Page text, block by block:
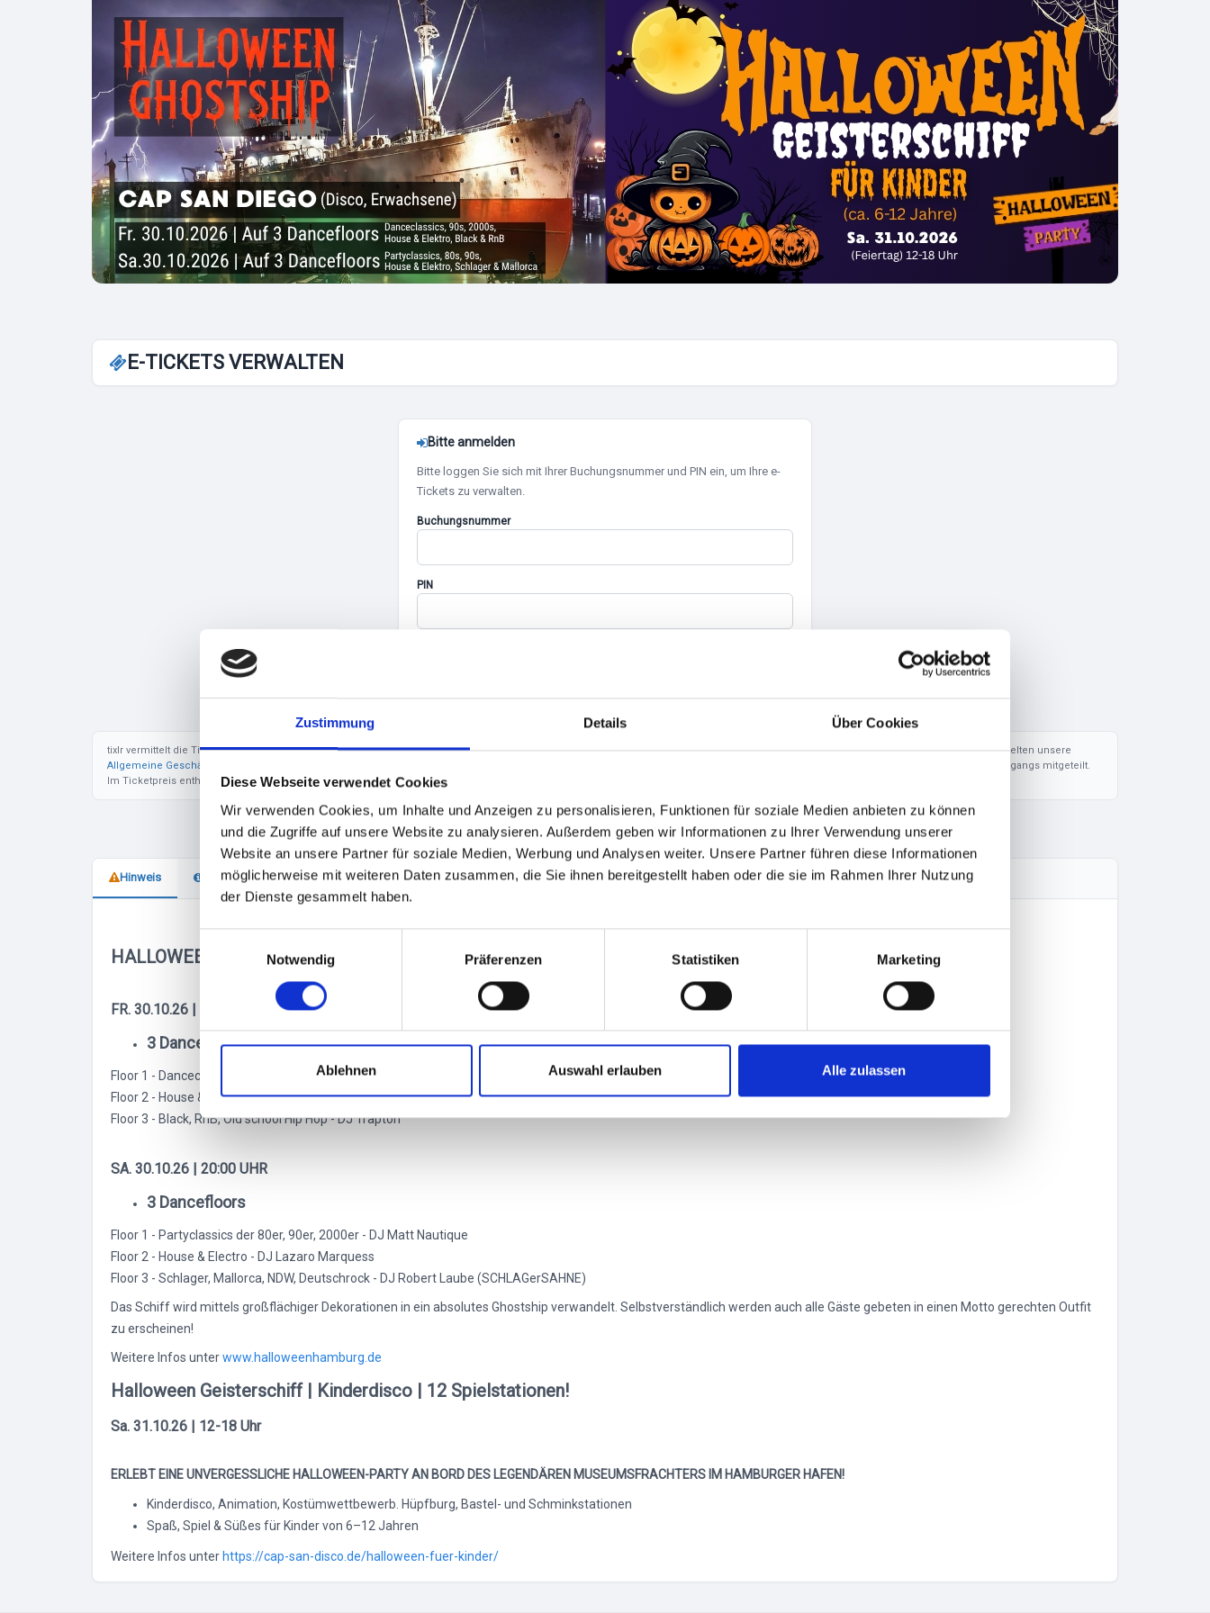
Zustimmung Details Über Cookies
Diese Webseite verwendet Cookies
Wir verwenden Cookies, um Inhalte und Anzeigen zu personalisieren, Funktionen für soziale Medien anbieten zu können
und die Zugriffe auf unsere Website zu analysieren. Außerdem geben wir Informationen zu Ihrer Verwendung unserer
Website an unsere Partner für soziale Medien, Werbung und Analysen weiter. Unsere Partner führen diese Informationen
möglicherweise mit weiteren Daten zusammen, die Sie ihnen bereitgestellt haben oder die sie im Rahmen Ihrer Nutzung
der Dienste gesammelt haben.
i
l
i
g
g
s
u
s
w
a
Notwendig Präferenzen Statistiken Marketing
Ablehnen Auswahl erlauben Alle zulassen
E-TICKETS VERWALTEN
Bitte anmelden
Bitte loggen Sie sich mit Ihrer Buchungsnummer und PIN ein, um Ihre e-
Tickets zu verwalten.
Buchungsnummer
PIN
tixlr vermittelt die Tickets im Auftrag des jeweiligen Veranstalters. Wir legen größten Wert auf den Schutz Ihrer persönlichen Daten. Erfahren Sie mehr in unsererDatenschutzerklärung. Es gelten unsere
Allgemeine Geschäftsbedingungen
. Zuzüglich zu den angezeigten Ticketpreisen können VVK- und Versandgebühren hinzukommen. Alle Gebühren werden Ihnen während des Bestellvorgangs mitgeteilt.
Im Ticketpreis enthalten ist die gesetzliche Mehrwertsteuer.
Hinweis Veranstalter
HALLOWEEN GHOSTSHIP | CAP SAN DIEGO
FR. 30.10.26 | 20:00 UHR
3 Dancefloors
Floor 1 - Danceclassics, Charts, 90er & 2000er - DJ Matt Nautique
Floor 2 - House & Electro - DJ Lazaro Marquess
Floor 3 - Black, RnB, Old school Hip Hop - DJ Trapton
SA. 30.10.26 | 20:00 UHR
3 Dancefloors
Floor 1 - Partyclassics der 80er, 90er, 2000er - DJ Matt Nautique
Floor 2 - House & Electro - DJ Lazaro Marquess
Floor 3 - Schlager, Mallorca, NDW, Deutschrock - DJ Robert Laube (SCHLAGerSAHNE)
Das Schiff wird mittels großflächiger Dekorationen in ein absolutes Ghostship verwandelt. Selbstverständlich werden auch alle Gäste gebeten in einen Motto gerechten Outfit
zu erscheinen!
Weitere Infos unterwww.halloweenhamburg.de
Halloween Geisterschiff | Kinderdisco | 12 Spielstationen!
Sa. 31.10.26 | 12-18 Uhr
ERLEBT EINE UNVERGESSLICHE HALLOWEEN-PARTY AN BORD DES LEGENDÄREN MUSEUMSFRACHTERS IM HAMBURGER HAFEN!
Kinderdisco, Animation, Kostümwettbewerb. Hüpfburg, Bastel- und Schminkstationen
Spaß, Spiel & Süßes für Kinder von 6–12 Jahren
Weitere Infos unter https://cap-san-disco.de/halloween-fuer-kinder/